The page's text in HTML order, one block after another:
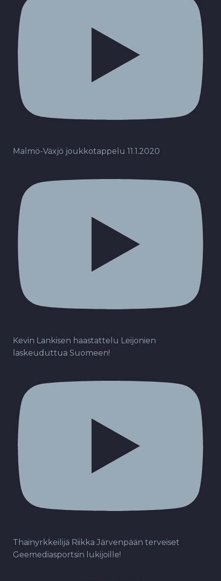
Malmö-Växjö joukkotappelu 11.1.2020
Kevin Lankisen haastattelu Leijonien
laskeuduttua Suomeen!
Thainyrkkeilijä Riikka Järvenpään terveiset
Geemediasportsin lukijoille!